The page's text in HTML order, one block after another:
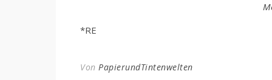
*RE
Von PapierundTintenwelten